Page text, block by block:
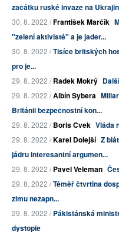
začátku ruské invaze na
30. 8. 2022 /František Marčík
"zelení aktivisté" a je jader...
30. 8. 2022 /Tisíce britských
pro je...
29. 8. 2022 /Radek Mokrý
29. 8. 2022 /Albín Sybera
Británii bezpečnostní kon...
29. 8. 2022 /Boris Cvek Vláda
29. 8. 2022 /Karel Dolejší Z
jádru interesantní argumen...
29. 8. 2022 /Pavel Veleman
29. 8. 2022 /Téměř čtvrtina
zimu nezapn...
29. 8. 2022 /Pákistánská
dystopie